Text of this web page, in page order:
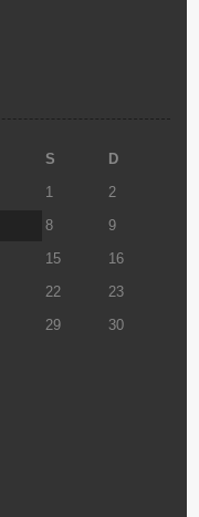
S
D
1
2
8
9
15
16
22
23
29
30